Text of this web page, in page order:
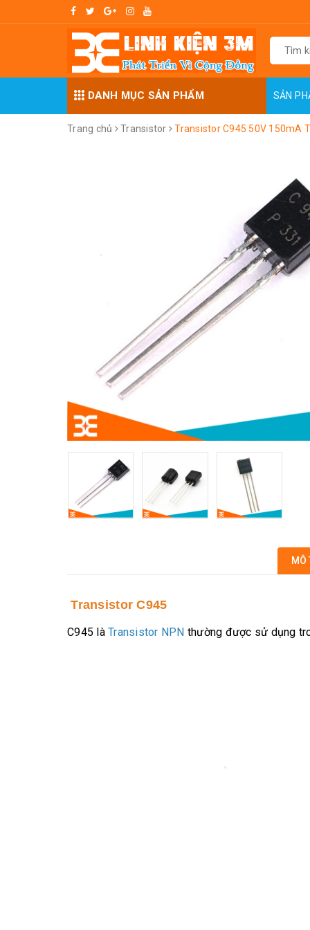
DANH MỤC SẢN PHẨM SẢN
Trang chủ Transistor Transistor C945 50V 150mA
MÔ
Transistor C945
C945 là Transistor NPN thường được sử dụng